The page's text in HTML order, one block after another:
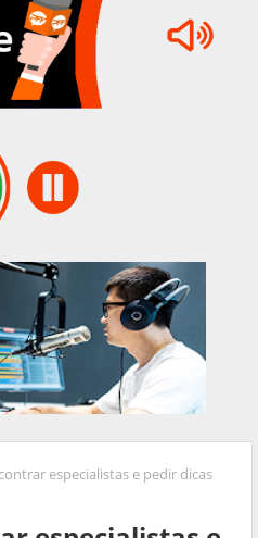
especialistas e pedir dicas